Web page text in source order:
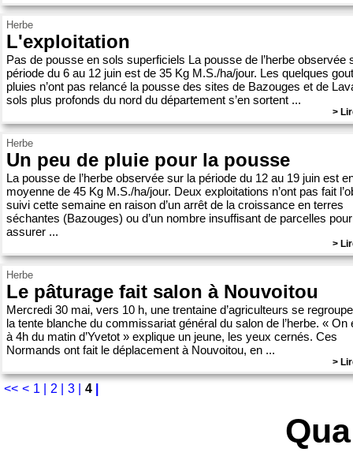
Herbe
L'exploitation
Pas de pousse en sols superficiels La pousse de l’herbe observée
période du 6 au 12 juin est de 35 Kg M.S./ha/jour. Les quelques
pluies n’ont pas relancé la pousse des sites de Bazouges et de
sols plus profonds du nord du département s’en sortent ...
>
Herbe
Un peu de pluie pour la pousse
La pousse de l’herbe observée sur la période du 12 au 19 juin est
moyenne de 45 Kg M.S./ha/jour. Deux exploitations n’ont pas fait
suivi cette semaine en raison d’un arrêt de la croissance en terres
séchantes (Bazouges) ou d’un nombre insuffisant de parcelles pour
assurer ...
>
Herbe
Le pâturage fait salon à Nouvoitou
Mercredi 30 mai, vers 10 h, une trentaine d’agriculteurs se
la tente blanche du commissariat général du salon de l’herbe. « On
à 4h du matin d’Yvetot » explique un jeune, les yeux cernés. Ces
Normands ont fait le déplacement à Nouvoitou, en ...
>
<< < 1 | 2 | 3 | 4